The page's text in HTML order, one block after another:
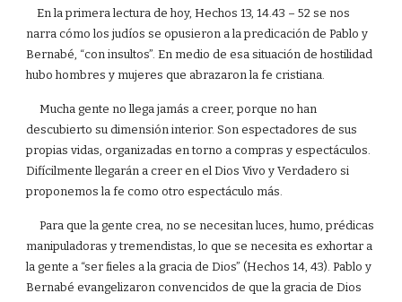
En la primera lectura de hoy, Hechos 13, 14.43 – 52 se nos
narra cómo los judíos se opusieron a la predicación de Pablo y
Bernabé, “con insultos”. En medio de esa situación de hostilidad
hubo hombres y mujeres que abrazaron la fe cristiana.
Mucha gente no llega jamás a creer, porque no han
descubierto su dimensión interior. Son espectadores de sus
propias vidas, organizadas en torno a compras y espectáculos.
Difícilmente llegarán a creer en el Dios Vivo y Verdadero si
proponemos la fe como otro espectáculo más.
Para que la gente crea, no se necesitan luces, humo, prédicas
manipuladoras y tremendistas, lo que se necesita es exhortar a
la gente a “ser fieles a la gracia de Dios” (Hechos 14, 43). Pablo y
Bernabé evangelizaron convencidos de que la gracia de Dios